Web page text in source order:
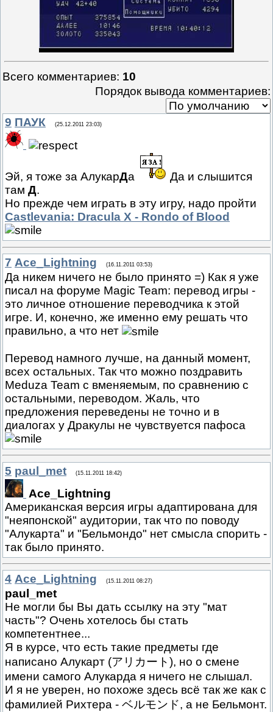
Всего комментариев: 10
Порядок вывода комментариев:
9 ПАУК (25.12.2011 23:03)
Эй, я тоже за АлукарДа
Да и слышится
там Д.
Но прежде чем играть в эту игру, надо пройти
Castlevania: Dracula X - Rondo of Blood
7 Ace_Lightning (16.11.2011 03:53)
Да никем ничего не было принято =) Как я уже
писал на форуме Magic Team: перевод игры -
это личное отношение переводчика к этой
игре. И, конечно, же именно ему решать что
правильно, а что нет
Перевод намного лучше, на данный момент,
всех остальных. Так что можно поздравить
Meduza Team с вменяемым, по сравнению с
остальными, переводом. Жаль, что
предложения переведены не точно и в
диалогах у Дракулы не чувствуется пафоса
5 paul_met (15.11.2011 18:42)
Ace_Lightning
Американская версия игры адаптирована для
"неяпонской" аудитории, так что по поводу
"Алукарта" и "Бельмондо" нет смысла спорить -
так было принято.
4 Ace_Lightning (15.11.2011 08:27)
paul_met
Не могли бы Вы дать ссылку на эту "мат
часть"? Очень хотелось бы стать
компетентнее...
Я в курсе, что есть такие предметы где
написано Алукарт (アリカート), но о смене
имени самого Алукарда я ничего не слышал.
И я не уверен, но похоже здесь всё так же как с
фамилией Рихтера - ベルモンド, а не Бельмонт.